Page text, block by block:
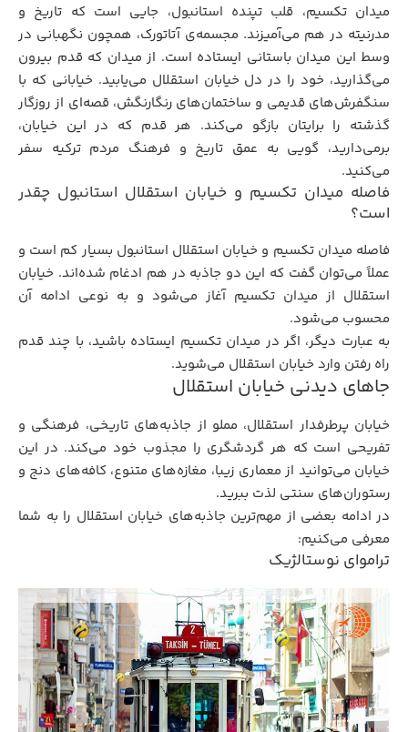
میدان تکسیم، قلب تپنده‌ استانبول، جایی‌ است که تاریخ و
مدرنیته در هم می‌آمیزند. مجسمه‌ی آتاتورک، همچون نگهبانی در
وسط این میدان باستانی ایستاده است. از میدان که قدم بیرون
می‌گذارید، خود را در دل خیابان استقلال می‌یابید. خیابانی که با
سنگفرش‌های قدیمی و ساختمان‌های رنگارنگش، قصه‌ای از روزگار
گذشته را برایتان بازگو می‌کند. هر قدم که در این خیابان،
برمی‌دارید، گویی به عمق تاریخ و فرهنگ مردم ترکیه سفر
می‌کنید.
فاصله میدان تکسیم و خیابان استقلال استانبول چقدر
است؟
فاصله میدان تکسیم و خیابان استقلال استانبول بسیار کم است و
عملاً می‌توان گفت که این دو جاذبه در هم ادغام شده‌اند. خیابان
استقلال از میدان تکسیم آغاز می‌شود و به نوعی ادامه‌ آن
محسوب می‌شود.
به عبارت دیگر، اگر در میدان تکسیم ایستاده باشید، با چند قدم
راه رفتن وارد خیابان استقلال می‌شوید.
جاهای دیدنی خیابان استقلال
خیابان پرطرفدار استقلال، مملو از جاذبه‌های تاریخی، فرهنگی و
تفریحی است که هر گردشگری را مجذوب خود می‌کند. در این
خیابان می‌توانید از معماری زیبا، مغازه‌های متنوع، کافه‌های دنج و
رستوران‌های سنتی لذت ببرید.
در ادامه بعضی از مهم‌ترین جاذبه‌های خیابان استقلال را به شما
معرفی می‌کنیم:
تراموای نوستالژیک